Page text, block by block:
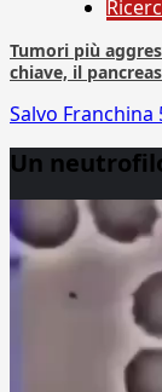
Tumori più
chiave, il
Salvo Franchina
Un
Player